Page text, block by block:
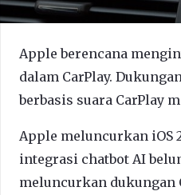
Apple berencana
dalam CarPlay.
berbasis suara CarPlay
Apple meluncurkan iOS
integrasi chatbot AI
meluncurkan dukungan